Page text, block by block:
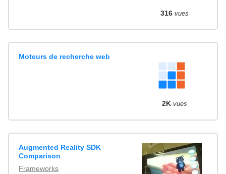
316 vues
Moteurs de recherche web
2K vues
Augmented Reality SDK
Comparison
Frameworks